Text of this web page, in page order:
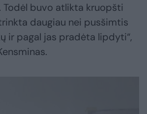
Todėl buvo atlikta kruopšti
daugiau nei pusšimtis
ir pagal jas pradėta lipdyti“,